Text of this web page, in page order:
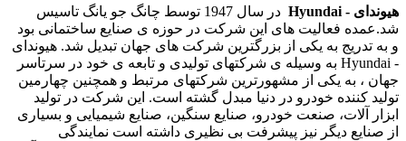
هیوندای - Hyundai
در سال 1947 توسط چانگ جو یانگ تاسیس
شد.عمده فعالیت های این شرکت در حوزه ی صنایع ساختمانی بود
و به تدریج به یکی از بزرگترین شرکت های جهان تبدیل شد. هیوندای
- Hyundai به وسیله ی شرکتهای تولیدی و تابعه ی خود در سرتاسر
جهان ، به یکی از مشهورترین شرکتهای مرتبط و همچنین چهارمین
تولید کننده خودرو در دنیا مبدل گشته است. این شرکت در تولید
ابزار آلات، صنعت خودرو، صنایع سنگین، صنایع شیمیایی و بسیاری
از صنایع دیگر نیز پیشرفت بی نظیری داشته است نمایندگی